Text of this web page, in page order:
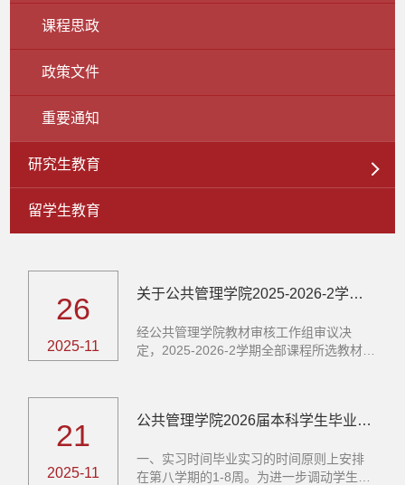
课程思政
政策文件
重要通知
研究生教育
留学生教育
26
2025-11
关于公共管理学院2025-2026-2学期教材选用情况的公示
经公共管理学院教材审核工作组审议决
定，2025-2026-2学期全部课程所选教材价
21
2025-11
公共管理学院2026届本科学生毕业实习计划及要求
一、实习时间毕业实习的时间原则上安排
在第八学期的1-8周。为进一步调动学生实